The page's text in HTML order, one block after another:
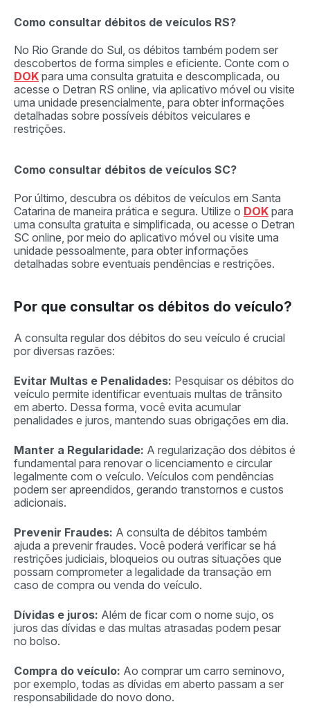
Como consultar débitos de veículos RS?
No Rio Grande do Sul, os débitos também podem ser
descobertos de forma simples e eficiente. Conte com o
DOK para uma consulta gratuita e descomplicada, ou
acesse o Detran RS online, via aplicativo móvel ou visite
uma unidade presencialmente, para obter informações
detalhadas sobre possíveis débitos veiculares e
restrições.
Como consultar débitos de veículos SC?
Por último, descubra os débitos de veículos em Santa
Catarina de maneira prática e segura. Utilize o DOK para
uma consulta gratuita e simplificada, ou acesse o Detran
SC online, por meio do aplicativo móvel ou visite uma
unidade pessoalmente, para obter informações
detalhadas sobre eventuais pendências e restrições.
Por que consultar os débitos do veículo?
A consulta regular dos débitos do seu veículo é crucial
por diversas razões:
Evitar Multas e Penalidades: Pesquisar os débitos do
veículo permite identificar eventuais multas de trânsito
em aberto. Dessa forma, você evita acumular
penalidades e juros, mantendo suas obrigações em dia.
Manter a Regularidade: A regularização dos débitos é
fundamental para renovar o licenciamento e circular
legalmente com o veículo. Veículos com pendências
podem ser apreendidos, gerando transtornos e custos
adicionais.
Prevenir Fraudes: A consulta de débitos também
ajuda a prevenir fraudes. Você poderá verificar se há
restrições judiciais, bloqueios ou outras situações que
possam comprometer a legalidade da transação em
caso de compra ou venda do veículo.
Dívidas e juros: Além de ficar com o nome sujo, os
juros das dívidas e das multas atrasadas podem pesar
no bolso.
Compra do veículo: Ao comprar um carro seminovo,
por exemplo, todas as dívidas em aberto passam a ser
responsabilidade do novo dono.